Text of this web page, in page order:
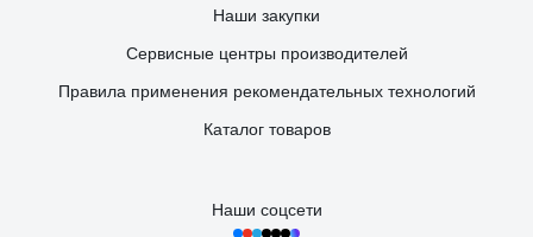
Наши закупки
Сервисные центры производителей
Правила применения рекомендательных технологий
Каталог товаров
Наши соцсети